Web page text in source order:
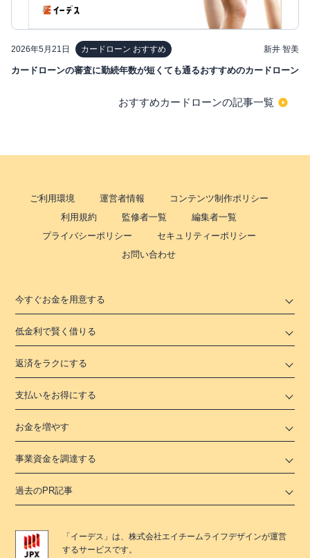
2026年5月21日 カードローン おすすめ 新井 智美
カードローンの審査に勤続年数が短くても通るおすすめのカードローン
おすすめカードローンの記事一覧
ご利用環境 運営者情報
コンテンツ制作ポリシー
利用規約
監修者一覧
編集者一覧
プライバシーポリシー
セキュリティーポリシー
お問い合わせ
今すぐお金を用意する
低金利で賢く借りる
返済をラクにする
支払いをお得にする
お金を増やす
事業資金を調達する
過去のPR記事
「 イーデス 」は、株式会社エイチームライフデザインが運営
するサービスです。